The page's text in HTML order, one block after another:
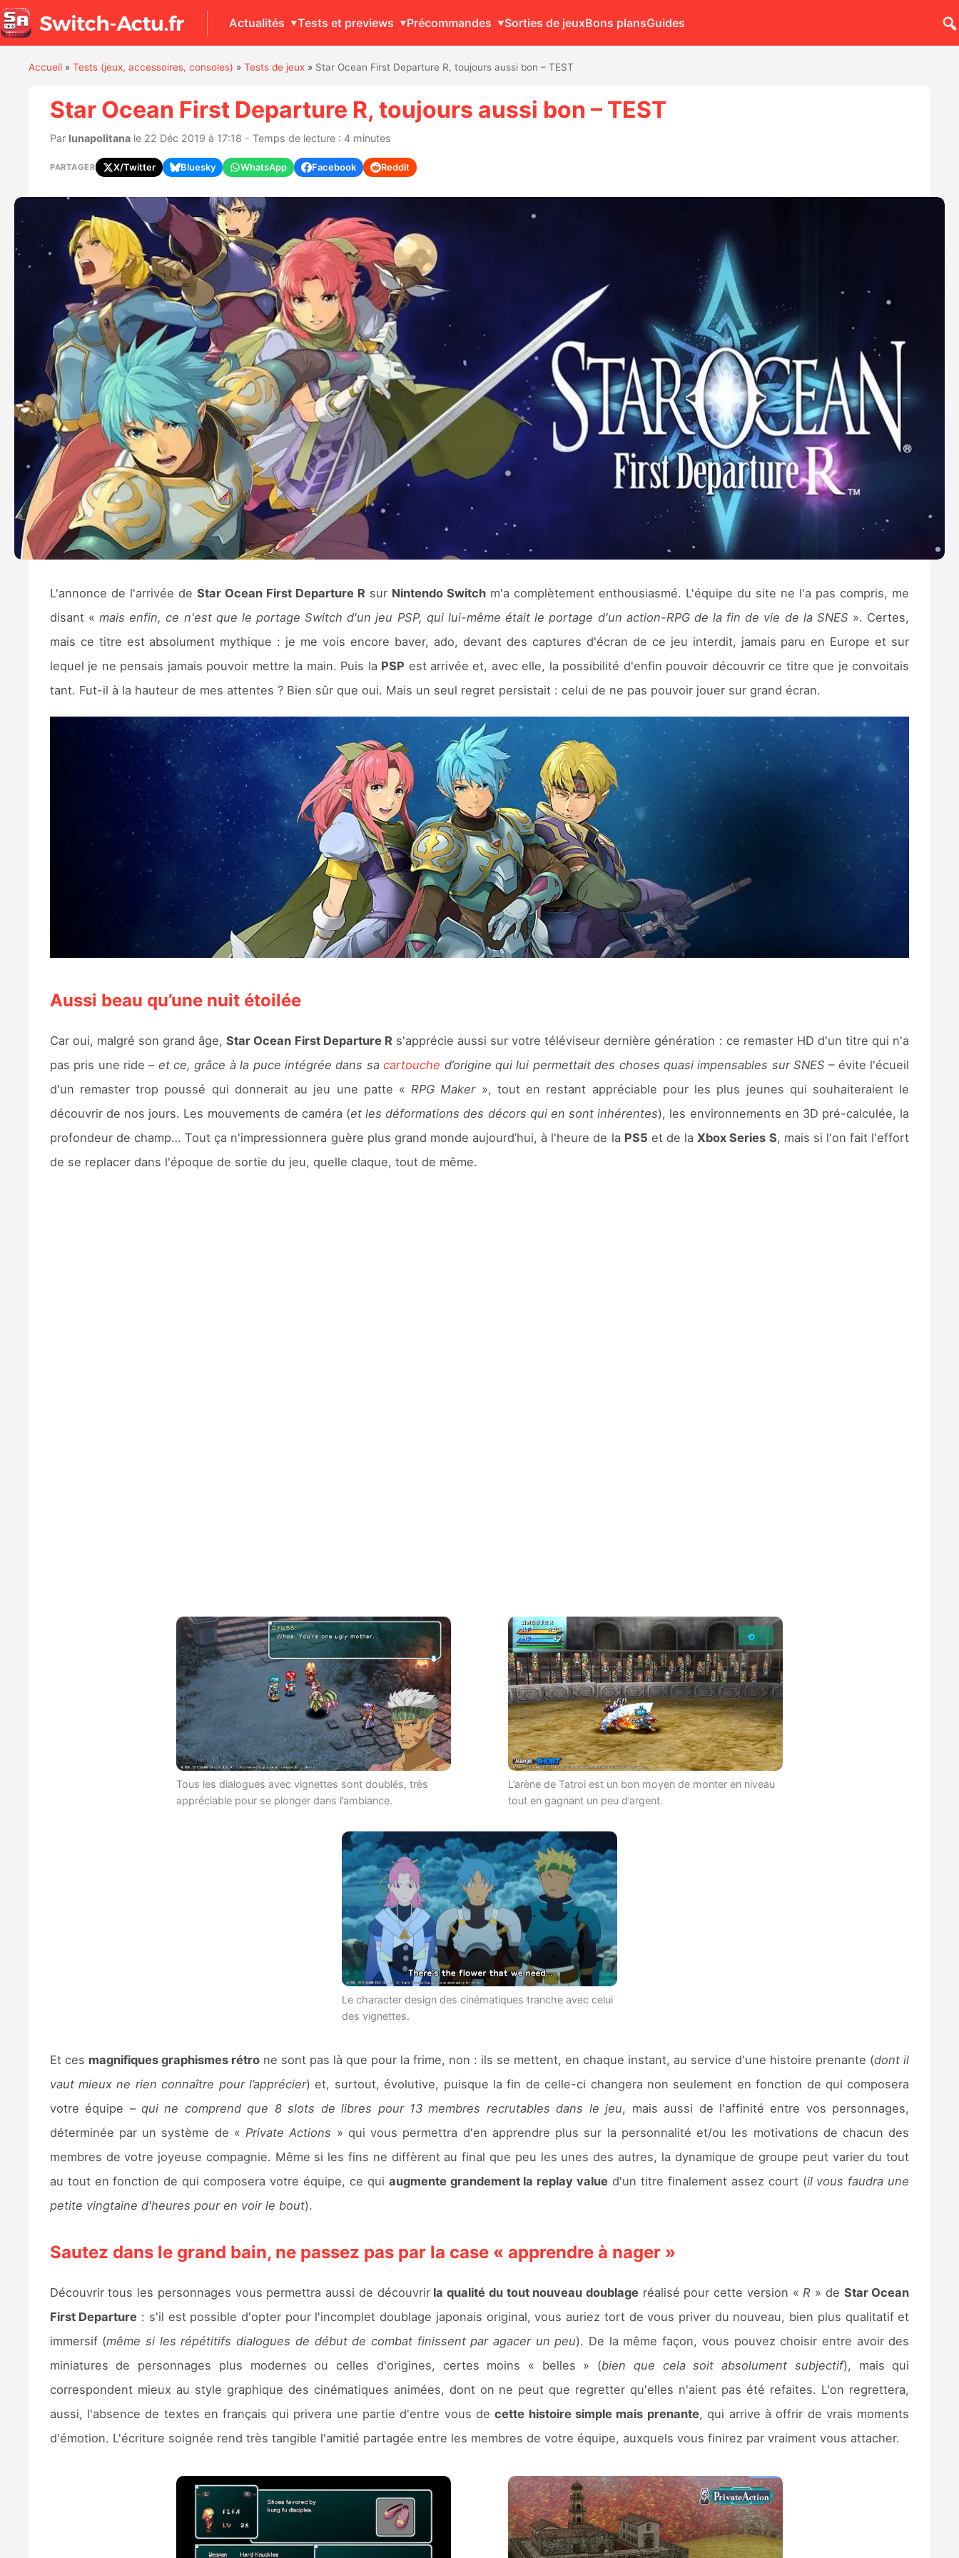
Actualités Tests et previews Précommandes Sorties de jeuxBons plansGuides
Accueil» Tests (jeux, accessoires, consoles) » Tests de jeux» Star Ocean First Departure R, toujours aussi bon – TEST
Star Ocean First Departure R, toujours aussi bon – TEST
Par lunapolitanale 22 Déc 2019 à 17:18 - Temps de lecture : 4 minutes
PARTAGER X/Twitter Bluesky WhatsApp Facebook Reddit
L'annonce de l'arrivée de Star Ocean First Departure Rsur Nintendo Switch m'a complètement enthousiasmé. L'équipe du site ne l'a pas compris, me
disant «mais enfin, ce n'est que le portage Switch d'un jeu PSP, qui lui-même était le portage d'un action-RPG de la fin de vie de la SNES ». Certes,
mais ce titre est absolument mythique : je me vois encore baver, ado, devant des captures d'écran de ce jeu interdit, jamais paru en Europe et sur
lequel je ne pensais jamais pouvoir mettre la main. Puis la PSP est arrivée et, avec elle, la possibilité d'enfin pouvoir découvrir ce titre que je convoitais
tant. Fut-il à la hauteur de mes attentes ? Bien sûr que oui. Mais un seul regret persistait : celui de ne pas pouvoir jouer sur grand écran.
Aussi beau qu’une nuit étoilée
Car oui, malgré son grand âge,Star Ocean First Departure R s'apprécie aussi sur votre téléviseur dernière génération : ce remaster HD d'un titre qui n'a
pas pris une ride – et ce, grâce à la puce intégrée dans sacartouche d’origine qui lui permettait des choses quasi impensables sur SNES –évite l'écueil
d'un remaster trop poussé qui donnerait au jeu une patte « RPG Maker», tout en restant appréciable pour les plus jeunes qui souhaiteraient le
découvrir de nos jours. Les mouvements de caméra (et les déformations des décors qui en sont inhérentes), les environnements en 3D pré-calculée, la
profondeur de champ… Tout ça n'impressionnera guère plus grand monde aujourd’hui, à l'heure de la PS5 et de laXbox Series S, mais si l'on fait l'effort
de se replacer dans l'époque de sortie du jeu, quelle claque, tout de même.
Tous les dialogues avec vignettes sont doublés, très
appréciable pour se plonger dans l’ambiance.
L’arène de Tatroi est un bon moyen de monter en niveau
tout en gagnant un peu d’argent.
Le character design des cinématiques tranche avec celui
des vignettes.
Et ces magnifiques graphismes rétrone sont pas là que pour la frime, non : ils se mettent, en chaque instant, au service d'une histoire prenante (dont il
vaut mieux ne rien connaître pour l’apprécier) et, surtout, évolutive, puisque la fin de celle-ci changera non seulement en fonction de qui composera
votre équipe –qui ne comprend que 8 slots de libres pour 13 membres recrutables dans le jeu, mais aussi de l'affinité entre vos personnages,
déterminée par un système de « Private Actions » qui vous permettra d'en apprendre plus sur la personnalité et/ou les motivations de chacun des
membres de votre joyeuse compagnie. Même si les fins ne diffèrent au final que peu les unes des autres, la dynamique de groupe peut varier du tout
au tout en fonction de qui composera votre équipe, ce qui augmente grandement la replay value d'un titre finalement assez court (il vous faudra une
petite vingtaine d'heures pour en voir le bout).
Sautez dans le grand bain, ne passez pas par la case « apprendre à nager »
Découvrir tous les personnages vous permettra aussi de découvrirla qualité du tout nouveau doublageréalisé pour cette version « R » de Star Ocean
First Departure : s'il est possible d'opter pour l'incomplet doublage japonais original, vous auriez tort de vous priver du nouveau, bien plus qualitatif et
immersif (même si les répétitifs dialogues de début de combat finissent par agacer un peu). De la même façon, vous pouvez choisir entre avoir des
miniatures de personnages plus modernes ou celles d'origines, certes moins « belles » (bien que cela soit absolument subjectif), mais qui
correspondent mieux au style graphique des cinématiques animées, dont on ne peut que regretter qu'elles n'aient pas été refaites. L'on regrettera,
aussi, l'absence de textes en français qui privera une partie d'entre vous decette histoire simple mais prenante, qui arrive à offrir de vrais moments
d'émotion. L'écriture soignée rend très tangible l'amitié partagée entre les membres de votre équipe, auxquels vous finirez par vraiment vous attacher.